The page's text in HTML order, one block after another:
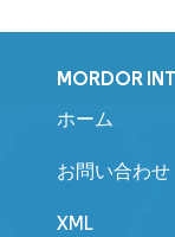
MORDOR
ホーム
お問い合わせ
XML